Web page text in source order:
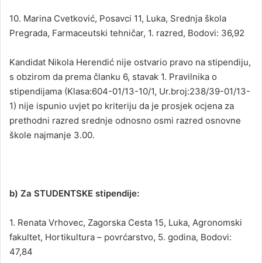
10. Marina Cvetković, Posavci 11, Luka, Srednja škola
Pregrada, Farmaceutski tehničar, 1. razred, Bodovi: 36,92
Kandidat Nikola Herendić nije ostvario pravo na stipendiju,
s obzirom da prema članku 6, stavak 1. Pravilnika o
stipendijama (Klasa:604-01/13-10/1, Ur.broj:238/39-01/13-
1) nije ispunio uvjet po kriteriju da je prosjek ocjena za
prethodni razred srednje odnosno osmi razred osnovne
škole najmanje 3.00.
b) Za STUDENTSKE stipendije:
1. Renata Vrhovec, Zagorska Cesta 15, Luka, Agronomski
fakultet, Hortikultura – povrćarstvo, 5. godina, Bodovi:
47,84